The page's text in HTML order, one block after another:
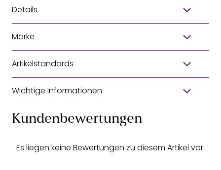
Details
Marke
Artikelstandards
Wichtige Informationen
Kundenbewertungen
Es liegen keine Bewertungen zu diesem Artikel vor.